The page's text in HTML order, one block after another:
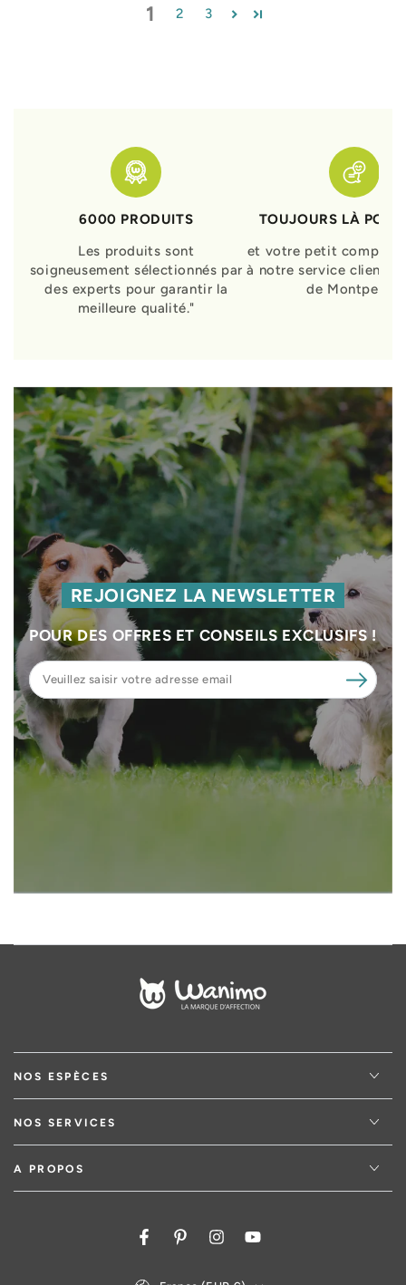
1 2 3
6000 PRODUITS
Les produits sont
soigneusement sélectionnés par
des experts pour garantir la
meilleure qualité."
TOUJOURS LÀ
et votre petit
à notre service clients
de Montpellier
REJOIGNEZ LA NEWSLETTER
POUR DES OFFRES ET CONSEILS EXCLUSIFS !
Veuillez
saisir
votre
adresse
email
NOS ESPÈCES
NOS SERVICES
A PROPOS
FacebookPinterestInstagramYouTube